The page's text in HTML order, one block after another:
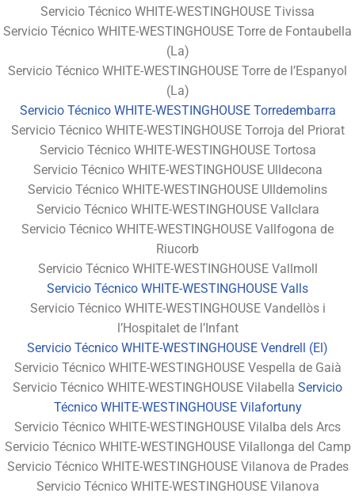
Servicio Técnico WHITE-WESTINGHOUSE Tivissa
Servicio Técnico WHITE-WESTINGHOUSE Torre de Fontaubella
(La)
Servicio Técnico WHITE-WESTINGHOUSE Torre de l’Espanyol
(La)
Servicio Técnico WHITE-WESTINGHOUSE Torredembarra
Servicio Técnico WHITE-WESTINGHOUSE Torroja del Priorat
Servicio Técnico WHITE-WESTINGHOUSE Tortosa
Servicio Técnico WHITE-WESTINGHOUSE Ulldecona
Servicio Técnico WHITE-WESTINGHOUSE Ulldemolins
Servicio Técnico WHITE-WESTINGHOUSE Vallclara
Servicio Técnico WHITE-WESTINGHOUSE Vallfogona de
Riucorb
Servicio Técnico WHITE-WESTINGHOUSE Vallmoll
Servicio Técnico WHITE-WESTINGHOUSE Valls
Servicio Técnico WHITE-WESTINGHOUSE Vandellòs i
l’Hospitalet de l’Infant
Servicio Técnico WHITE-WESTINGHOUSE Vendrell (El)
Servicio Técnico WHITE-WESTINGHOUSE Vespella de Gaià
Servicio Técnico WHITE-WESTINGHOUSE Vilabella Servicio
Técnico WHITE-WESTINGHOUSE Vilafortuny
Servicio Técnico WHITE-WESTINGHOUSE Vilalba dels Arcs
Servicio Técnico WHITE-WESTINGHOUSE Vilallonga del Camp
Servicio Técnico WHITE-WESTINGHOUSE Vilanova de Prades
Servicio Técnico WHITE-WESTINGHOUSE Vilanova